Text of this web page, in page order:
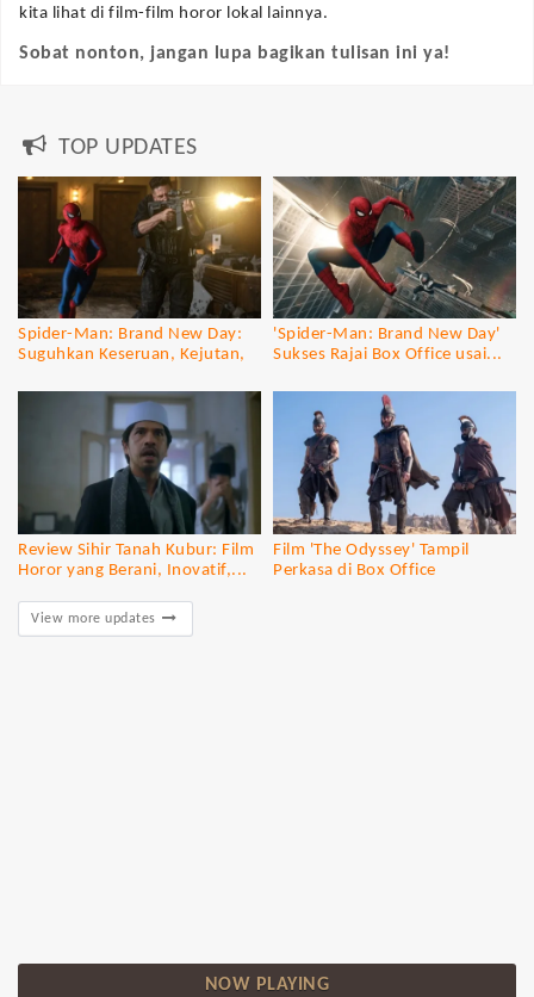
kita lihat di film-film horor lokal lainnya.
Sobat nonton, jangan lupa bagikan tulisan ini ya!
TOP UPDATES
Spider-Man: Brand New Day:
Suguhkan Keseruan, Kejutan,
'Spider-Man: Brand New Day'
Sukses Rajai Box Office usai...
Review Sihir Tanah Kubur: Film
Horor yang Berani, Inovatif,...
Film 'The Odyssey' Tampil
Perkasa di Box Office
View more updates
NOW PLAYING